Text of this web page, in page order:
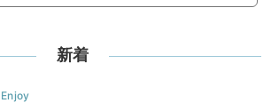
新着